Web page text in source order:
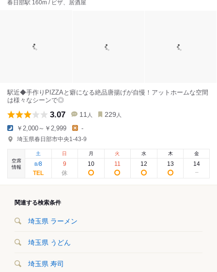
春日部駅 160m / ピザ、居酒屋
駅近◆手作りPIZZAと癖になる絶品唐揚げが自慢！アットホームな空間
は様々なシーンで◎
3.07 11 人 229 人
￥2,000～￥2,999 -
埼玉県春日部市中央1-43-9
空席
情報
土
8/8
日
9
月
10
火
11
水
12
木
13
金
14
関連する検索条件
埼玉県 ラーメン
埼玉県 うどん
埼玉県 寿司